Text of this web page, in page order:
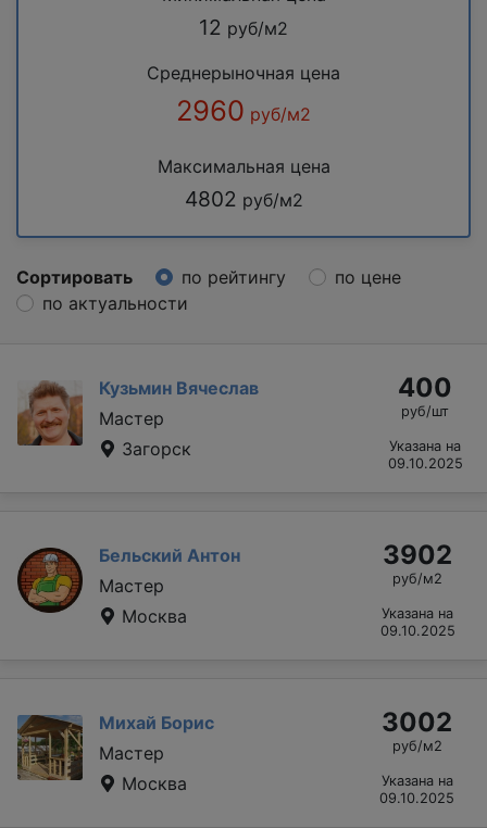
12 руб/м2
Среднерыночная цена
2960 руб/м2
Максимальная цена
4802 руб/м2
Сортировать по рейтингу
по цене
по актуальности
Кузьмин Вячеслав
Мастер
Загорск
400
руб/шт
Указана на
09.10.2025
Бельский Антон
Мастер
Москва
3902
руб/м2
Указана на
09.10.2025
Михай Борис
Мастер
Москва
3002
руб/м2
Указана на
09.10.2025